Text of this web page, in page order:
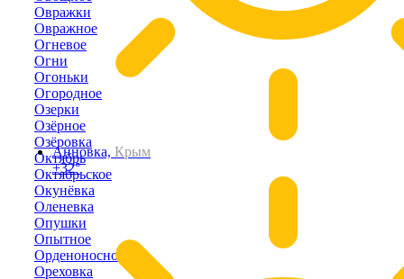
Анновка, Крым
+32°
Овражки
Овражное
Огневое
Огни
Огоньки
Огородное
Озерки
Озёрное
Озёровка
Октябрь
Октябрьское
Окунёвка
Оленевка
Опушки
Опытное
Орденоносное
Ореховка